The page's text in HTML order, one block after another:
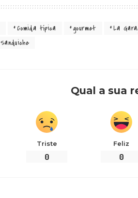
Comida típica gourmet La
Sanduiche
Qual a sua
Triste
0
Feliz
0